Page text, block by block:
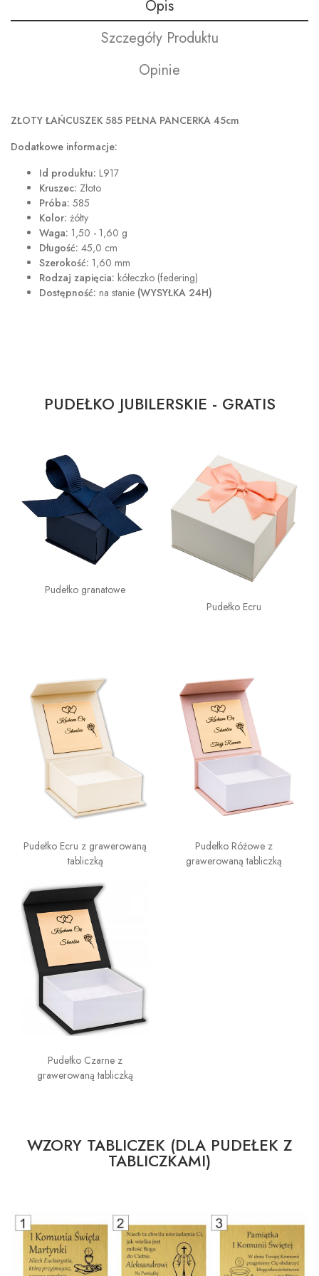
Opis
Szczegóły Produktu
Opinie
ZŁOTY ŁAŃCUSZEK 585 PEŁNA PANCERKA 45cm
Dodatkowe informacje:
Id produktu: L917
Kruszec: Złoto
Próba: 585
Kolor: żółty
Waga: 1,50 - 1,60 g
Długość: 45,0 cm
Szerokość: 1,60 mm
Rodzaj zapięcia: kółeczko (federing)
Dostępność: na stanie (WYSYŁKA 24H)
PUDEŁKO JUBILERSKIE - GRATIS
Pudełko granatowe
Pudełko Ecru
Pudełko Ecru z grawerowaną
tabliczką
Pudełko Różowe z
grawerowaną tabliczką
Pudełko Czarne z
grawerowaną tabliczką
WZORY TABLICZEK (DLA PUDEŁEK Z
TABLICZKAMI)